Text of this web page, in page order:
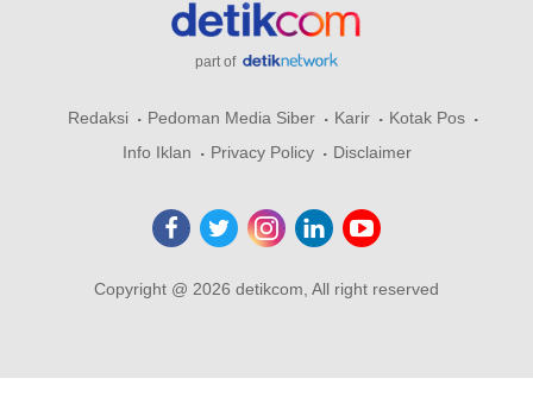
part of
Redaksi Pedoman Media Siber Karir
Kotak Pos
Info Iklan
Privacy Policy Disclaimer
Copyright @ 2026 detikcom, All right reserved